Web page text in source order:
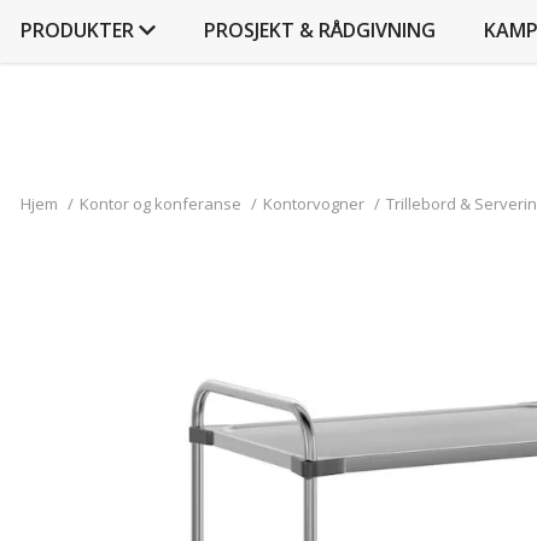
PRODUKTER PROSJEKT & RÅDGIVNING
Hjem / Kontor og konferanse / Kontorvogner / Trillebord &